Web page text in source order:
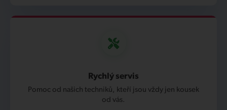
Rychlý servis
Pomoc od našich techniků, kteří jsou vždy jen kousek
od vás.